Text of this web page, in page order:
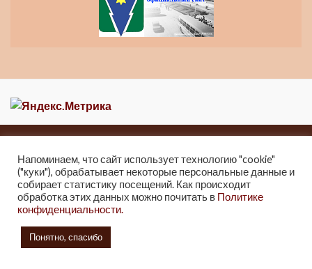
Карта сайта
2013-2021 Краеведческий музей города Зеи
г. Зея, ул. Мухина 247, Тел: 8 (41658) 2-25-32.
2021г. Отдел культуры и архивного дела Администрации города Зеи.
6+
Напоминаем, что сайт использует технологию "cookie"
("куки"), обрабатывает некоторые персональные данные и
собирает статистику посещений. Как происходит
обработка этих данных можно почитать в Политике
конфиденциальности.
Понятно, спасибо